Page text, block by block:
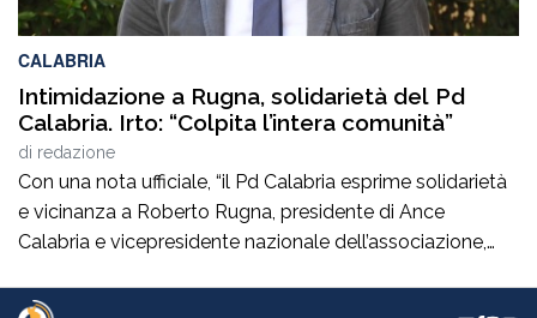
CALABRIA
Intimidazione a Rugna, solidarietà del Pd
Calabria. Irto: “Colpita l’intera comunità”
di redazione
Con una nota ufficiale, “il Pd Calabria esprime solidarietà
e vicinanza a Roberto Rugna, presidente di Ance
Calabria e vicepresidente nazionale dell’associazione,
azienda a Schiavonea (Cs), dove sono stati